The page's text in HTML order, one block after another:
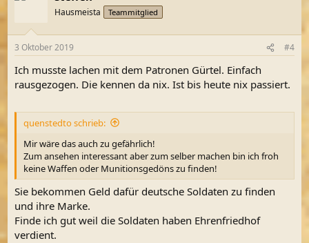
Hausmeista Teammitglied
3 Oktober 2019 #4
Ich musste lachen mit dem Patronen Gürtel. Einfach
rausgezogen. Die kennen da nix. Ist bis heute nix passiert.
quenstedto schrieb:
Mir wäre das auch zu gefährlich!
Zum ansehen interessant aber zum selber machen bin ich froh
keine Waffen oder Munitionsgedöns zu finden!
Sie bekommen Geld dafür deutsche Soldaten zu finden
und ihre Marke.
Finde ich gut weil die Soldaten haben Ehrenfriedhof
verdient.